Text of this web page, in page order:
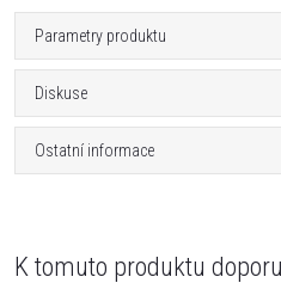
Parametry produktu
Diskuse
Ostatní informace
K tomuto produktu